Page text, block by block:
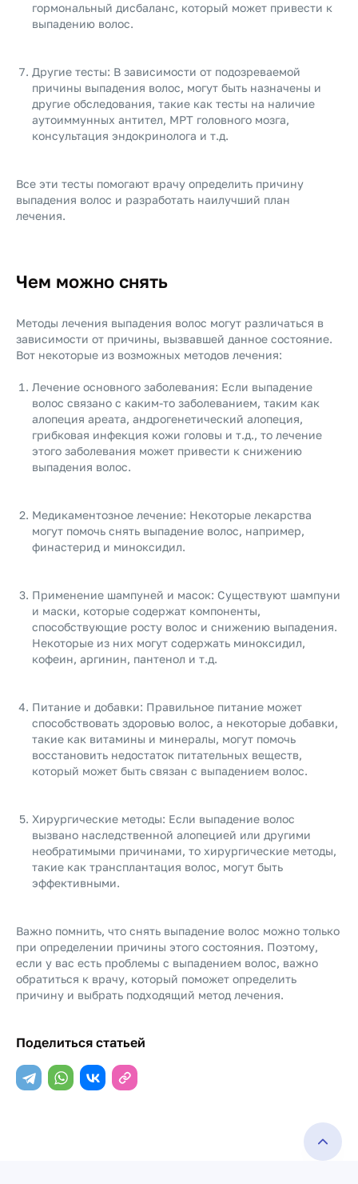
гормональный дисбаланс, который может привести к
выпадению волос.
Другие тесты: В зависимости от подозреваемой
причины выпадения волос, могут быть назначены и
другие обследования, такие как тесты на наличие
аутоиммунных антител, МРТ головного мозга,
консультация эндокринолога и т.д.
Все эти тесты помогают врачу определить причину
выпадения волос и разработать наилучший план
лечения.
Чем можно снять
Методы лечения выпадения волос могут различаться в
зависимости от причины, вызвавшей данное состояние.
Вот некоторые из возможных методов лечения:
Лечение основного заболевания: Если выпадение
волос связано с каким-то заболеванием, таким как
алопеция ареата, андрогенетический алопеция,
грибковая инфекция кожи головы и т.д., то лечение
этого заболевания может привести к снижению
выпадения волос.
Медикаментозное лечение: Некоторые лекарства
могут помочь снять выпадение волос, например,
финастерид и миноксидил.
Применение шампуней и масок: Существуют шампуни
и маски, которые содержат компоненты,
способствующие росту волос и снижению выпадения.
Некоторые из них могут содержать миноксидил,
кофеин, аргинин, пантенол и т.д.
Питание и добавки: Правильное питание может
способствовать здоровью волос, а некоторые добавки,
такие как витамины и минералы, могут помочь
восстановить недостаток питательных веществ,
который может быть связан с выпадением волос.
Хирургические методы: Если выпадение волос
вызвано наследственной алопецией или другими
необратимыми причинами, то хирургические методы,
такие как трансплантация волос, могут быть
эффективными.
Важно помнить, что снять выпадение волос можно только
при определении причины этого состояния. Поэтому,
если у вас есть проблемы с выпадением волос, важно
обратиться к врачу, который поможет определить
причину и выбрать подходящий метод лечения.
Поделиться статьей